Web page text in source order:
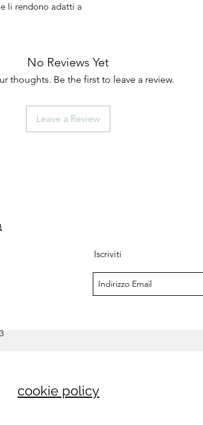
li rendono adatti a
No Reviews Yet
thoughts. Be the first to leave a review.
Leave a Review
Iscriviti
cookie policy